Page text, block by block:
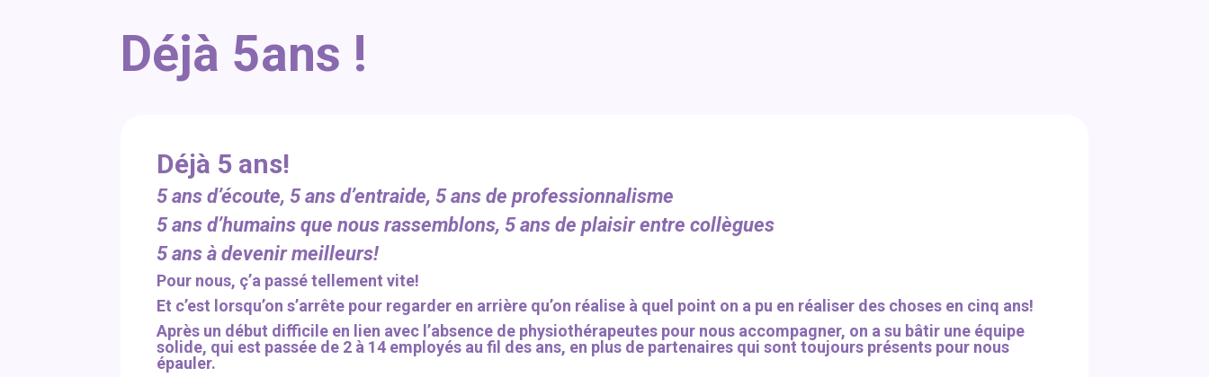
Déjà 5ans !
Déjà 5 ans!
5 ans d’écoute, 5 ans d’entraide, 5 ans de professionnalisme
5 ans d’humains que nous rassemblons, 5 ans de plaisir entre collègues
5 ans à devenir meilleurs!
Pour nous, ç’a passé tellement vite!
Et c’est lorsqu’on s’arrête pour regarder en arrière qu’on réalise à quel point on a pu en réaliser des choses en cinq ans!
Après un début difficile en lien avec l’absence de physiothérapeutes pour nous accompagner, on a su bâtir une équipe
solide, qui est passée de 2 à 14 employés au fil des ans, en plus de partenaires qui sont toujours présents pour nous
épauler.